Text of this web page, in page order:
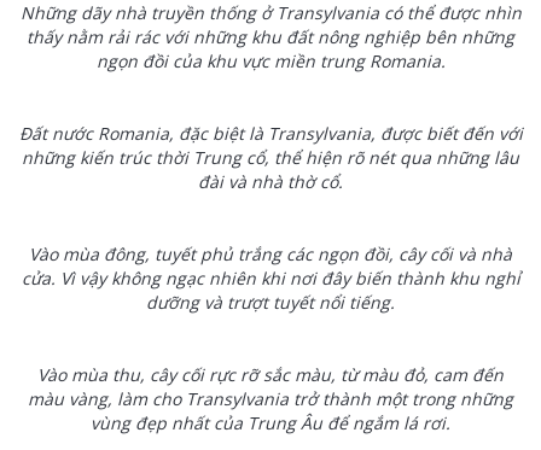
Những dãy nhà truyền thống ở Transylvania có thể được nhìn
thấy nằm rải rác với những khu đất nông nghiệp bên những
ngọn đồi của khu vực miền trung Romania.
Đất nước Romania, đặc biệt là Transylvania, được biết đến với
những kiến trúc thời Trung cổ, thể hiện rõ nét qua những lâu
đài và nhà thờ cổ.
Vào mùa đông, tuyết phủ trắng các ngọn đồi, cây cối và nhà
cửa. Vì vậy không ngạc nhiên khi nơi đây biến thành khu nghỉ
dưỡng và trượt tuyết nổi tiếng.
Vào mùa thu, cây cối rực rỡ sắc màu, từ màu đỏ, cam đến
màu vàng, làm cho Transylvania trở thành một trong những
vùng đẹp nhất của Trung Âu để ngắm lá rơi.